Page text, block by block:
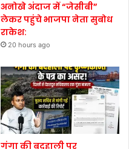
अनोखे अंदाज में “जेसीबी”
लेकर पहुंचे भाजपा नेता सुबोध
राकेश:
20 hours ago
गंगा की बदहाली पर